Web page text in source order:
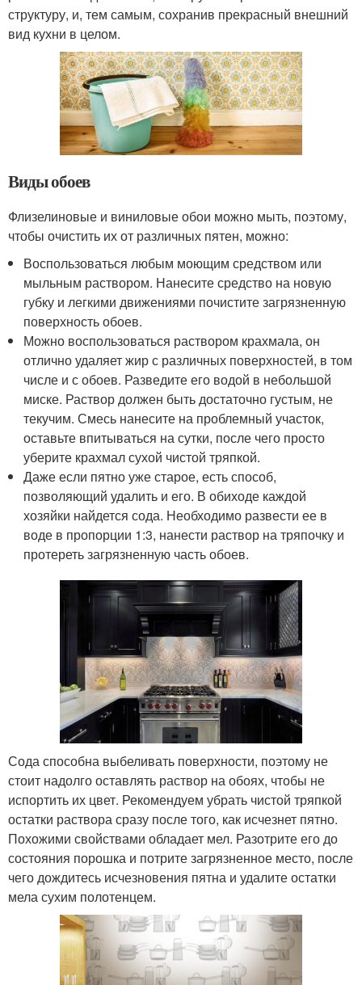
структуру, и, тем самым, сохранив прекрасный внешний
вид кухни в целом.
Виды обоев
Флизелиновые и виниловые обои можно мыть, поэтому,
чтобы очистить их от различных пятен, можно:
Воспользоваться любым моющим средством или
мыльным раствором. Нанесите средство на новую
губку и легкими движениями почистите загрязненную
поверхность обоев.
Можно воспользоваться раствором крахмала, он
отлично удаляет жир с различных поверхностей, в том
числе и с обоев. Разведите его водой в небольшой
миске. Раствор должен быть достаточно густым, не
текучим. Смесь нанесите на проблемный участок,
оставьте впитываться на сутки, после чего просто
уберите крахмал сухой чистой тряпкой.
Даже если пятно уже старое, есть способ,
позволяющий удалить и его. В обиходе каждой
хозяйки найдется сода. Необходимо развести ее в
воде в пропорции 1:3, нанести раствор на тряпочку и
протереть загрязненную часть обоев.
Сода способна выбеливать поверхности, поэтому не
стоит надолго оставлять раствор на обоях, чтобы не
испортить их цвет. Рекомендуем убрать чистой тряпкой
остатки раствора сразу после того, как исчезнет пятно.
Похожими свойствами обладает мел. Разотрите его до
состояния порошка и потрите загрязненное место, после
чего дождитесь исчезновения пятна и удалите остатки
мела сухим полотенцем.